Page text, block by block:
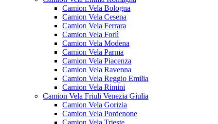
Camion Vela Bologna
Camion Vela Cesena
Camion Vela Ferrara
Camion Vela Forlì
Camion Vela Modena
Camion Vela Parma
Camion Vela Piacenza
Camion Vela Ravenna
Camion Vela Reggio Emilia
Camion Vela Rimini
Camion Vela Friuli Venezia Giulia
Camion Vela Gorizia
Camion Vela Pordenone